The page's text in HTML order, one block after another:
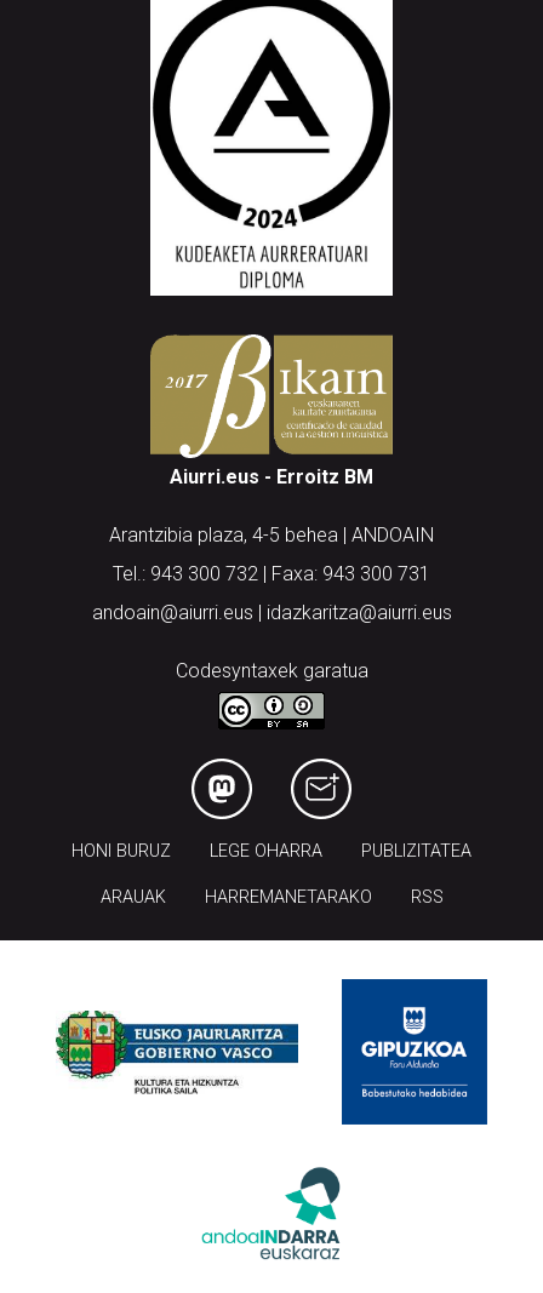
Aiurri.eus - Erroitz BM
Arantzibia plaza, 4-5 behea | ANDOAIN
Tel.: 943 300 732 | Faxa: 943 300 731
andoain@aiurri.eus | idazkaritza@aiurri.eus
Codesyntaxek garatua
HONI BURUZ LEGE OHARRA PUBLIZITATEA
ARAUAK HARREMANETARAKO RSS